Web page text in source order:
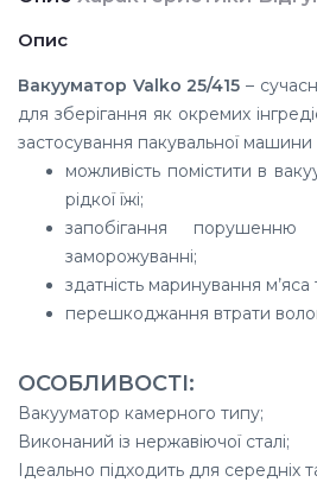
Опис
Вакууматор Valko 25/415–
для зберігання як окремих
застосування пакувальної машини
можливість помістити в
рідкої їжі;
запобігання
заморожуванні;
здатність маринування
перешкоджання втрати
ОСОБЛИВОСТІ:
Вакууматор камерного типу;
Виконаний із нержавіючої сталі;
Ідеально підходить для середніх